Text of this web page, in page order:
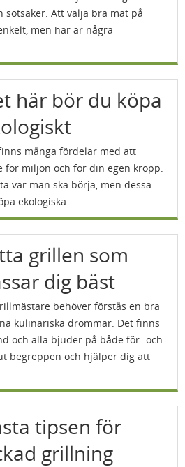
sötsaker. Att välja bra mat på
men här är några
här bör du köpa
många fördelar med att
för miljön och för din egen kropp.
var man ska börja, men dessa
ekologiska.
grillen som
dig bäst
behöver förstås en bra
kulinariska drömmar. Det finns
och alla bjuder på både för- och
begreppen och hjälper dig att
tipsen för
grillning